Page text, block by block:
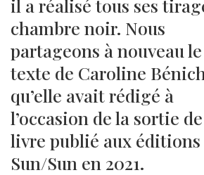
il a réalisé tous ses
chambre noir. Nous
partageons à nouveau le
texte de Caroline
qu’elle avait rédigé à
l’occasion de la sortie
livre publié aux éditions
Sun/Sun en 2021.